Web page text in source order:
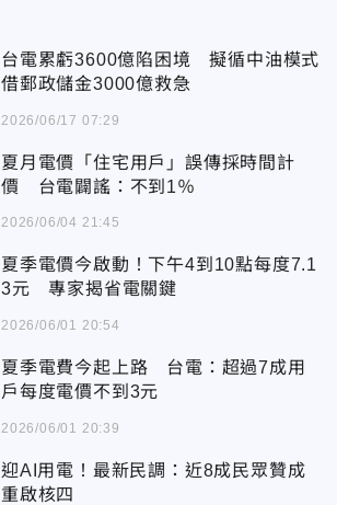
台電累虧3600億陷困境 擬循中油模式
借郵政儲金3000億救急
2026/06/17 07:29
夏月電價「住宅用戶」誤傳採時間計
價 台電闢謠：不到1％
2026/06/04 21:45
夏季電價今啟動！下午4到10點每度7.1
3元 專家揭省電關鍵
2026/06/01 20:54
夏季電費今起上路 台電：超過7成用
戶每度電價不到3元
2026/06/01 20:39
迎AI用電！最新民調：近8成民眾贊成
重啟核四